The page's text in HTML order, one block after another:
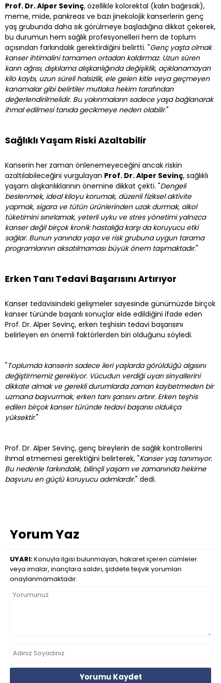
Prof. Dr. Alper Sevinç, özellikle kolorektal (kalın bağırsak),
meme, mide, pankreas ve bazı jinekolojik kanserlerin genç
yaş grubunda daha sık görülmeye başladığına dikkat çekerek,
bu durumun hem sağlık profesyonelleri hem de toplum
açısından farkındalık gerektirdiğini belirtti. "Genç yaşta olmak
kanser ihtimalini tamamen ortadan kaldırmaz. Uzun süren
karın ağrısı, dışkılama alışkanlığında değişiklik, açıklanamayan
kilo kaybı, uzun süreli halsizlik, ele gelen kitle veya geçmeyen
kanamalar gibi belirtiler mutlaka hekim tarafından
değerlendirilmelidir. Bu yakınmaların sadece yaşa bağlanarak
ihmal edilmesi tanıda gecikmeye neden olabilir."
Sağlıklı Yaşam Riski Azaltabilir
Kanserin her zaman önlenemeyeceğini ancak riskin
azaltılabileceğini vurgulayan Prof. Dr. Alper Sevinç, sağlıklı
yaşam alışkanlıklarının önemine dikkat çekti. "Dengeli
beslenmek, ideal kiloyu korumak, düzenli fiziksel aktivite
yapmak, sigara ve tütün ürünlerinden uzak durmak, alkol
tüketimini sınırlamak, yeterli uyku ve stres yönetimi yalnızca
kanser değil birçok kronik hastalığa karşı da koruyucu etki
sağlar. Bunun yanında yaşa ve risk grubuna uygun tarama
programlarının aksatılmaması büyük önem taşımaktadır."
Erken Tanı Tedavi Başarısını Artırıyor
Kanser tedavisindeki gelişmeler sayesinde günümüzde birçok
kanser türünde başarılı sonuçlar elde edildiğini ifade eden
Prof. Dr. Alper Sevinç, erken teşhisin tedavi başarısını
belirleyen en önemli faktörlerden biri olduğunu söyledi.
"Toplumda kanserin sadece ileri yaşlarda görüldüğü algısını
değiştirmemiz gerekiyor. Vücudun verdiği uyarı sinyallerini
dikkate almak ve gerekli durumlarda zaman kaybetmeden bir
uzmana başvurmak, erken tanı şansını artırır. Erken teşhis
edilen birçok kanser türünde tedavi başarısı oldukça
yüksektir."
Prof. Dr. Alper Sevinç, genç bireylerin de sağlık kontrollerini
ihmal etmemesi gerektiğini belirterek, "Kanser yaş tanımıyor.
Bu nedenle farkındalık, bilinçli yaşam ve zamanında hekime
başvuru en güçlü koruyucu adımlardır." dedi.
Yorum Yaz
UYARI:Konuyla ilgisi bulunmayan, hakaret içeren cümleler
veya imalar, inançlara saldırı, şiddete teşvik yorumları
onaylanmamaktadır.
Yorumu Kaydet